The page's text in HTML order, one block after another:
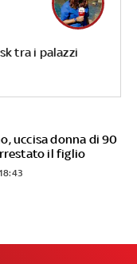
tra i palazzi
uccisa donna di 90
il figlio